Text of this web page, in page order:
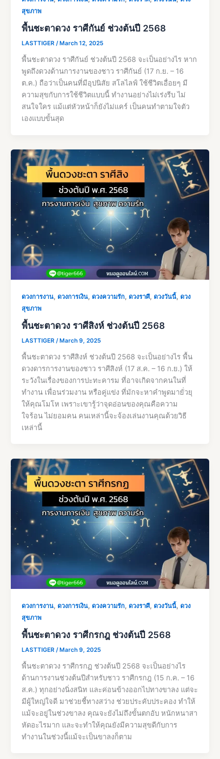
สุขภาพ
พื้นชะตาดวง ราศีกันย์ ช่วงต้นปี 2568
LASTTIGER/March 12, 2025
พื้นชะตาดวง ราศีกันย์ ช่วงต้นปี 2568 จะเป็นอย่างไร หาก
พูดถึงดวงด้านการงานของชาว ราศีกันย์ (17 ก.ย. – 16
ต.ค.) ถือว่าเป็นคนที่มีอุปนิสัย สโลไลฟ์ ใช้ชีวิตเอื่อยๆ มี
ความสุขกับการใช้ชีวิตแบบนี้ ทำงานอย่างไม่เร่งรีบ ไม่
สนใจใคร แม้แต่หัวหน้าก็ยังไม่แคร์ เป็นคนทำตามใจตัว
เองแบบขั้นสุด
ดวงการงาน,ดวงการเงิน,ดวงความรัก,ดวงราศี,ดวงวันนี้,ดวง
สุขภาพ
พื้นชะตาดวง ราศีสิงห์ ช่วงต้นปี 2568
LASTTIGER /March 9, 2025
พื้นชะตาดวง ราศีสิงห์ ช่วงต้นปี 2568 จะเป็นอย่างไร พื้น
ดวงดารการงานของชาว ราศีสิงห์ (17 ส.ค. – 16 ก.ย.) ให้
ระวังในเรื่องของการปะทะคารม ที่อาจเกิดจากคนในที่
ทำงาน เพื่อนร่วมงาน หรือคู่แข่ง ที่มักจะหาคำพูดมายั่วยุ
ให้คุณโมโห เพราะเขารู้ว่าจุดอ่อนของคุณคือความ
ใจร้อน ไม่ยอมคน คนเหล่านี้จะจ้องเล่นงานคุณด้วยวิธี
เหล่านี้
ดวงการงาน,ดวงการเงิน,ดวงความรัก,ดวงราศี,ดวงวันนี้,ดวง
สุขภาพ
พื้นชะตาดวง ราศีกรกฎ ช่วงต้นปี 2568
LASTTIGER /March 9, 2025
พื้นชะตาดวง ราศีกรกฏ ช่วงต้นปี 2568 จะเป็นอย่างไร
ด้านการงานช่วงต้นปีสำหรับชาว ราศีกรกฎ (15 ก.ค. – 16
ส.ค.) ทุกอย่างนิ่งสนิท และค่อนข้างออกไปทางขาลง แต่จะ
มีผู้ใหญ่ใจดี มาช่วยชี้ทางสว่าง ช่วยประคับประคอง ทำให้
แม้จะอยู่ในช่วงขาลง คุณจะยังไม่ถึงขั้นตกอับ หนักหนาสา
หัดอะไรมาก และจะทำให้คุณยังมีความสุขดีกับการ
ทำงานในช่วงนี้แม้จะเป็นขาลงก็ตาม